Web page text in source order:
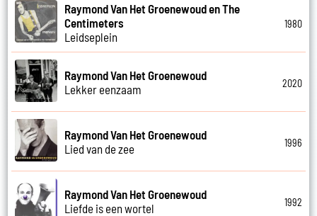
Raymond Van Het Groenewoud en The
Centimeters
Leidseplein
1980
Raymond Van Het Groenewoud
Lekker eenzaam
2020
Raymond Van Het Groenewoud
Lied van de zee
1996
Raymond Van Het Groenewoud
Liefde is een wortel
1992